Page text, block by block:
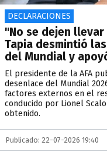
DECLARACIONES
"No se dejen
Tapia desmintió
del Mundial y
El presidente de la AFA
desenlace del Mundial
factores externos en el
conducido por Lionel
obtenido.
Publicado: 22-07-2026 19:40